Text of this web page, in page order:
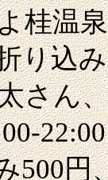
温泉
り込
さん
500円